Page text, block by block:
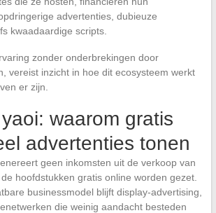
advertenties, dubieuze
kwaadaardige scripts.
zonder onderbrekingen door
vereist inzicht in hoe dit ecosysteem werkt
er zijn.
waarom gratis
advertenties tonen
geen inkomsten uit de verkoop van
hoofdstukken gratis online worden gezet.
businessmodel blijft display-advertising,
die weinig aandacht besteden